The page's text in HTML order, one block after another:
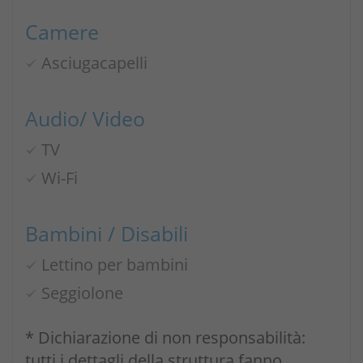
Camere
Asciugacapelli
Audio/ Video
TV
Wi-Fi
Bambini / Disabili
Lettino per bambini
Seggiolone
* Dichiarazione di non responsabilità: